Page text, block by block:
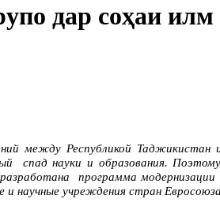
дар соҳаи илм
между Республикой Таджикистан
спад науки и образования.
программа
научные учреждения стран